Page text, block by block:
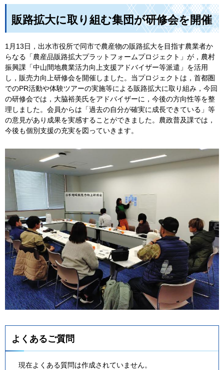
販路拡大に取り組む集団が研修会を開催
1月13日，出水市役所で同市で農産物の販路拡大を目指す農業者か
らなる「農産品販路拡大プラットフォームプロジェクト」が，農村
振興課「中山間地農業活力向上支援アドバイザー等派遣」を活用
し，販売力向上研修会を開催しました。当プロジェクトは，首都圏
でのPR活動や体験ツアーの実施等による販路拡大に取り組み，今回
の研修会では，大脇裕美氏をアドバイザーに，今後の方向性等を整
理しました。会員からは「過去の自分が確実に成長できている」等
の意見があり成果を実感することができました。農政普及課では，
今後も個別支援の充実を図っていきます。
よくあるご質問
現在よくある質問は作成されていません。